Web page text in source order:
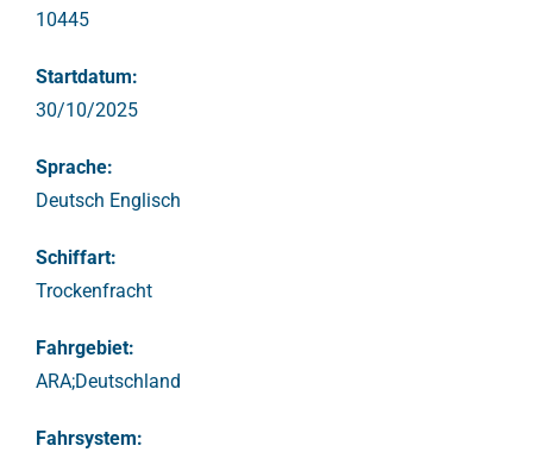
10445
Startdatum:
30/10/2025
Sprache:
Deutsch Englisch
Schiffart:
Trockenfracht
Fahrgebiet:
ARA;Deutschland
Fahrsystem: